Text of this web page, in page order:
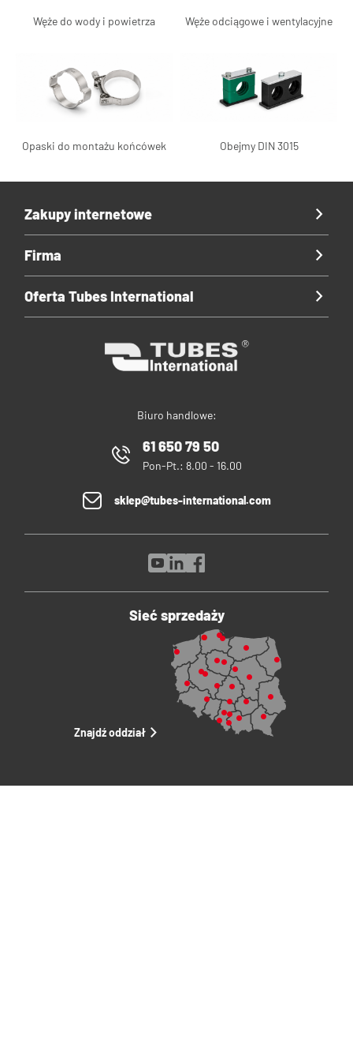
Węże do wody i powietrza Węże odciągowe i wentylacyjne
Opaski do montażu końcówek Obejmy DIN 3015
Biuro handlowe:
61 650 79 50
Pon-Pt.: 8.00 - 16.00
sklep@tubes-international.com
Zakupy internetowe
Firma
Oferta Tubes International
Sieć sprzedaży
Znajdź oddział